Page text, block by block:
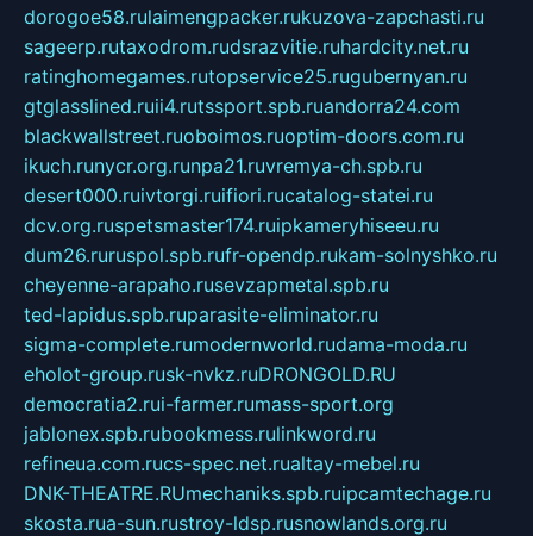
dorogoe58.rulaimengpacker.rukuzova-zapchasti.ru
sageerp.rutaxodrom.rudsrazvitie.ruhardcity.net.ru
ratinghomegames.rutopservice25.rugubernyan.ru
gtglasslined.ruii4.rutssport.spb.ruandorra24.com
blackwallstreet.ruoboimos.ruoptim-doors.com.ru
ikuch.runycr.org.runpa21.ruvremya-ch.spb.ru
desert000.ruivtorgi.ruifiori.rucatalog-statei.ru
dcv.org.ruspetsmaster174.ruipkameryhiseeu.ru
dum26.ruruspol.spb.rufr-opendp.rukam-solnyshko.ru
cheyenne-arapaho.rusevzapmetal.spb.ru
ted-lapidus.spb.ruparasite-eliminator.ru
sigma-complete.rumodernworld.rudama-moda.ru
eholot-group.rusk-nvkz.ruDRONGOLD.RU
democratia2.rui-farmer.rumass-sport.org
jablonex.spb.rubookmess.rulinkword.ru
refineua.com.rucs-spec.net.rualtay-mebel.ru
DNK-THEATRE.RUmechaniks.spb.ruipcamtechage.ru
skosta.rua-sun.rustroy-ldsp.rusnowlands.org.ru